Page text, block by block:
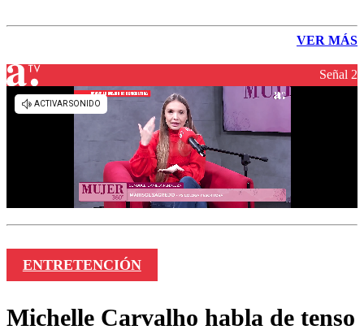
VER MÁS
Señal 2
ENTRETENCIÓN
Michelle Carvalho habla de tenso